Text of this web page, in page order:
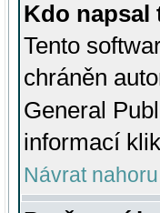
Kdo napsal
Tento
chráněn
General
informací
Návrat nahoru